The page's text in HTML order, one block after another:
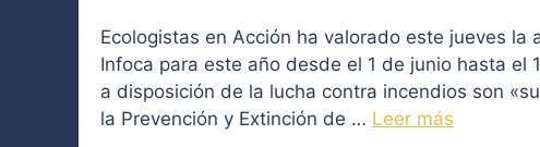
Ecologistas en Acción ha valorado este jueves
Infoca para este año desde el 1 de junio hasta
a disposición de la lucha contra incendios son
la Prevención y Extinción de … Leer más